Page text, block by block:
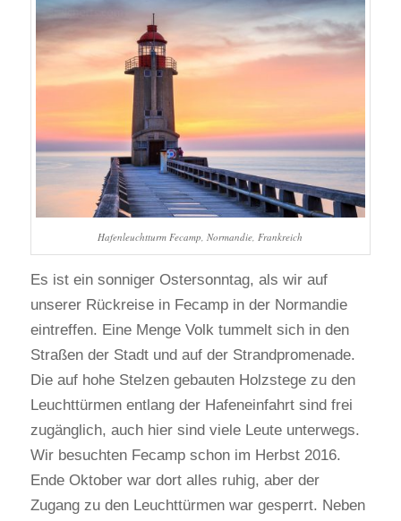
Hafenleuchtturm Fecamp, Normandie, Frankreich
Es ist ein sonniger Ostersonntag, als wir auf
unserer Rückreise in Fecamp in der Normandie
eintreffen. Eine Menge Volk tummelt sich in den
Straßen der Stadt und auf der Strandpromenade.
Die auf hohe Stelzen gebauten Holzstege zu den
Leuchttürmen entlang der Hafeneinfahrt sind frei
zugänglich, auch hier sind viele Leute unterwegs.
Wir besuchten Fecamp schon im Herbst 2016.
Ende Oktober war dort alles ruhig, aber der
Zugang zu den Leuchttürmen war gesperrt. Neben